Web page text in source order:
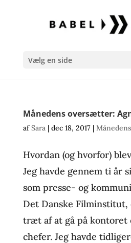
Vælg en side
Månedens oversætter:
afSara| dec 18, 2017|
Hvordan (og hvorfor)
Jeg havde gennem ti år
som presse- og
Det Danske Filminstitut,
træt af at gå på kontoret
chefer. Jeg havde